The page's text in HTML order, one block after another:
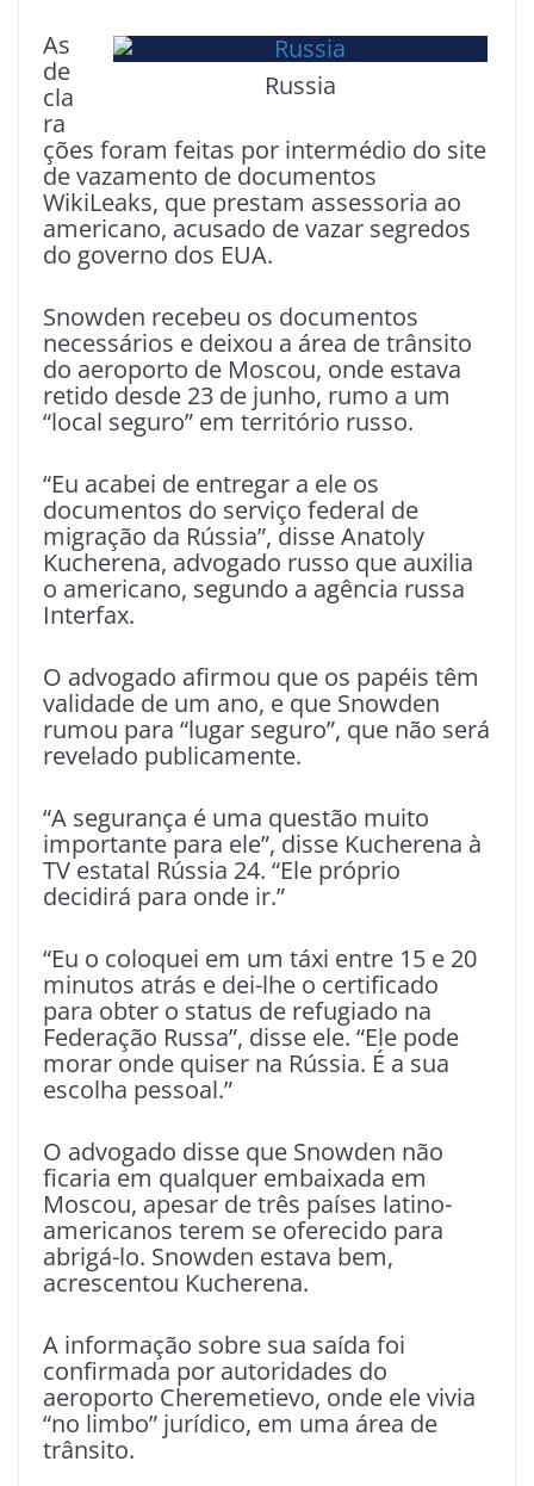
Russia
As
de
cla
ra
ções foram feitas por intermédio do site
de vazamento de documentos
WikiLeaks, que prestam assessoria ao
americano, acusado de vazar segredos
do governo dos EUA.
Snowden recebeu os documentos
necessários e deixou a área de trânsito
do aeroporto de Moscou, onde estava
retido desde 23 de junho, rumo a um
“local seguro” em território russo.
“Eu acabei de entregar a ele os
documentos do serviço federal de
migração da Rússia”, disse Anatoly
Kucherena, advogado russo que auxilia
o americano, segundo a agência russa
Interfax.
O advogado afirmou que os papéis têm
validade de um ano, e que Snowden
rumou para “lugar seguro”, que não será
revelado publicamente.
“A segurança é uma questão muito
importante para ele”, disse Kucherena à
TV estatal Rússia 24. “Ele próprio
decidirá para onde ir.”
“Eu o coloquei em um táxi entre 15 e 20
minutos atrás e dei-lhe o certificado
para obter o status de refugiado na
Federação Russa”, disse ele. “Ele pode
morar onde quiser na Rússia. É a sua
escolha pessoal.”
O advogado disse que Snowden não
ficaria em qualquer embaixada em
Moscou, apesar de três países latino-
americanos terem se oferecido para
abrigá-lo. Snowden estava bem,
acrescentou Kucherena.
A informação sobre sua saída foi
confirmada por autoridades do
aeroporto Cheremetievo, onde ele vivia
“no limbo” jurídico, em uma área de
trânsito.